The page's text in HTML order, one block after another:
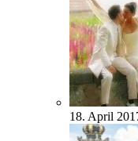
18. April